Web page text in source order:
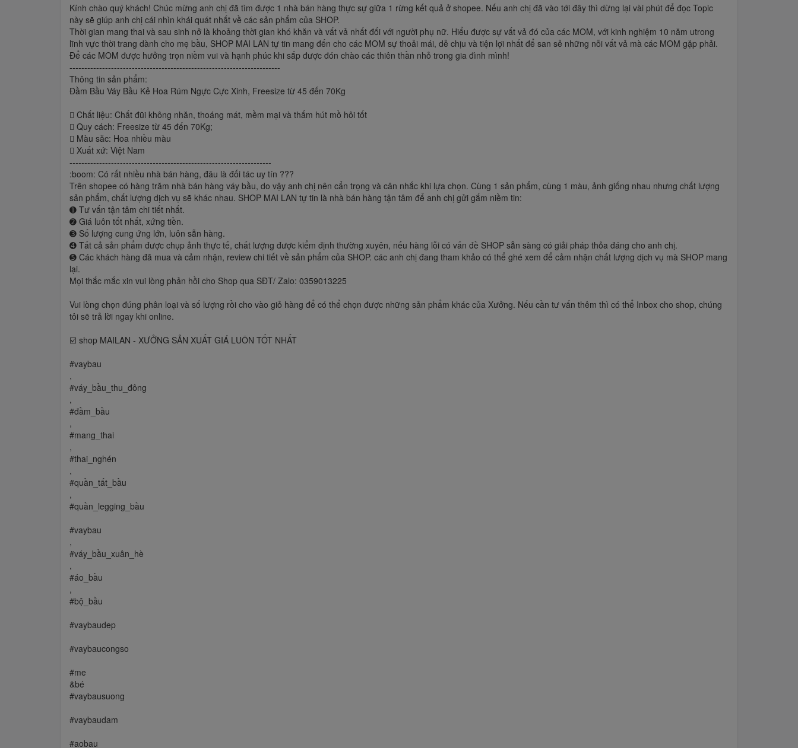
Kính chào quý khách! Chúc mừng anh chị đã tìm được 1 nhà bán hàng thực sự giữa 1 rừng kết quả ở shopee. Nếu anh chị đã vào tới đây thì dừng lại vài phút để đọc Topic
này sẽ giúp anh chị cái nhìn khái quát nhất về các sản phẩm của SHOP.
Thời gian mang thai và sau sinh nở là khoảng thời gian khó khăn và vất vả nhất đối với người phụ nữ. Hiểu được sự vất vả đó của các MOM, với kinh nghiệm 10 năm utrong
lĩnh vực thời trang dành cho mẹ bầu, SHOP MAI LAN tự tin mang đến cho các MOM sự thoải mái, dễ chịu và tiện lợi nhất để san sẻ những nỗi vất vả mà các MOM gặp phải.
Để các MOM được hưởng trọn niềm vui và hạnh phúc khi sắp được đón chào các thiên thần nhỏ trong gia đình mình!
-----------------------------------------------------------------------
Thông tin sản phẩm:
Đầm Bầu Váy Bầu Kẻ Hoa Rúm Ngực Cực Xinh, Freesize từ 45 đến 70Kg
 Chất liệu: Chất đũi không nhăn, thoáng mát, mềm mại và thấm hút mồ hôi tốt
 Quy cách: Freesize từ 45 đến 70Kg;
 Màu săc: Hoa nhiều màu
 Xuất xứ: Việt Nam
--------------------------------------------------------------------
:boom: Có rất nhiều nhà bán hàng, đâu là đối tác uy tín ???
Trên shopee có hàng trăm nhà bán hàng váy bầu, do vậy anh chị nên cẩn trọng và cân nhắc khi lựa chọn. Cùng 1 sản phẩm, cùng 1 màu, ảnh giống nhau nhưng chất lượng
sản phẩm, chất lượng dịch vụ sẽ khác nhau. SHOP MAI LAN tự tin là nhà bán hàng tận tâm để anh chị gửi gắm niềm tin:
➊ Tư vấn tận tâm chi tiết nhất.
➋ Giá luôn tốt nhất, xứng tiền.
➌ Số lượng cung ứng lớn, luôn sẵn hàng.
➍ Tất cả sản phẩm được chụp ảnh thực tế, chất lượng được kiểm định thường xuyên, nếu hàng lỗi có vấn đề SHOP sẵn sàng có giải pháp thỏa đáng cho anh chị.
➎ Các khách hàng đã mua và cảm nhận, review chi tiết về sản phẩm của SHOP. các anh chị đang tham khảo có thể ghé xem để cảm nhận chất lượng dịch vụ mà SHOP mang
lại.
Mọi thắc mắc xin vui lòng phản hồi cho Shop qua SĐT/ Zalo: 0359013225
Vui lòng chọn đúng phân loại và số lượng rồi cho vào giỏ hàng để có thể chọn được những sản phẩm khác của Xưởng. Nếu cần tư vấn thêm thì có thể Inbox cho shop, chúng
tôi sẽ trả lời ngay khi online.
☑️ shop MAILAN - XƯỞNG SẢN XUẤT GIÁ LUÔN TỐT NHẤT
#vaybau
,
#váy_bầu_thu_đông
,
#đầm_bầu
,
#mang_thai
,
#thai_nghén
,
#quần_tất_bầu
,
#quần_legging_bầu
#vaybau
,
#váy_bầu_xuân_hè
,
#áo_bầu
,
#bộ_bầu
#vaybaudep
#vaybaucongso
#me
&bé
#vaybausuong
#vaybaudam
#aobau